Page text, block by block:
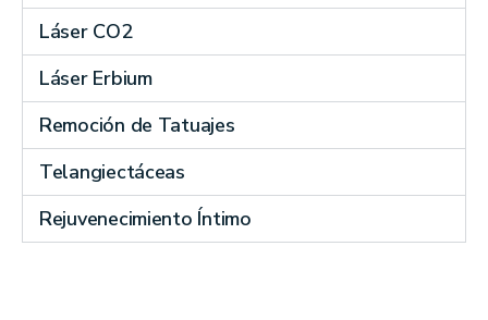
Láser CO2
Láser Erbium
Remoción de Tatuajes
Telangiectáceas
Rejuvenecimiento Íntimo